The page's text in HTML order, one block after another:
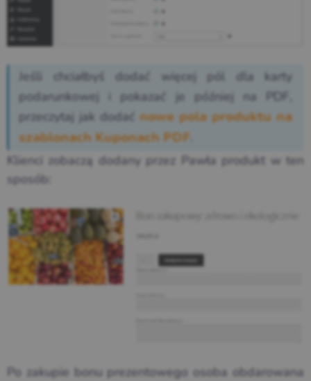
Jeśli chciałbyś dodać więcej pól dla karty
podarunkowej i pokazać je później na PDF,
przeczytaj jak dodać
nowe pola produktu na
szablonach Kuponach PDF
Klienci zobaczą dodany przez Pawła produkt w ten
sposób:
Po zakupie bonu prezentowego osoba obdarowana